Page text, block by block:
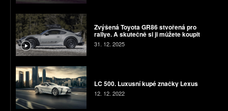
Zvýšená Toyota GR86 stvořená pro
rallye. A skutečně si ji můžete koupit
31. 12. 2025
LC 500. Luxusní kupé značky Lexus
12. 12. 2022